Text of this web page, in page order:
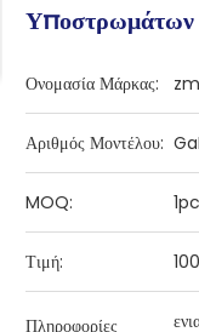
Ονομασία Μάρκας:
Αριθμός Μοντέλου:
MOQ:
Τιμή:
Πληροφορίες